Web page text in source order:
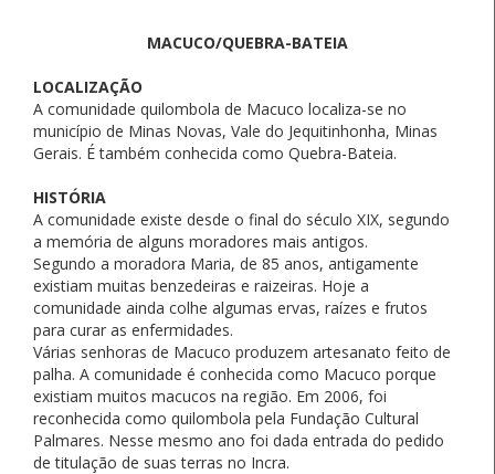
MACUCO/QUEBRA-BATEIA
LOCALIZAÇÃO
A comunidade quilombola de Macuco localiza-se no
município de Minas Novas, Vale do Jequitinhonha, Minas
Gerais. É também conhecida como Quebra-Bateia.
HISTÓRIA
A comunidade existe desde o final do século XIX, segundo
a memória de alguns moradores mais antigos.
Segundo a moradora Maria, de 85 anos, antigamente
existiam muitas benzedeiras e raizeiras. Hoje a
comunidade ainda colhe algumas ervas, raízes e frutos
para curar as enfermidades.
Várias senhoras de Macuco produzem artesanato feito de
palha. A comunidade é conhecida como Macuco porque
existiam muitos macucos na região. Em 2006, foi
reconhecida como quilombola pela Fundação Cultural
Palmares. Nesse mesmo ano foi dada entrada do pedido
de titulação de suas terras no Incra.